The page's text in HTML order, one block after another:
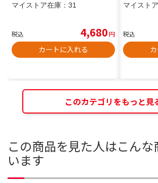
マイストア在庫： 31
税込 4,680円
カートに入れる
マイスト
税込
このカテゴリをもっと見
この商品を見た人はこんな
います